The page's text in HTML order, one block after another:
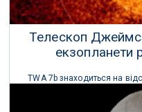
Телескоп
екзопланети
TWA 7b знаходиться на
найменшою планетою, яку